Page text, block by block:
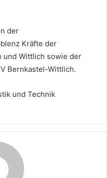
der
Kräfte der
und Wittlich sowie der
Bernkastel-Wittlich.
und Technik